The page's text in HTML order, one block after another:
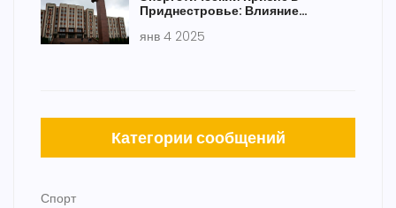
Приднестровье: Влияние
Газа
янв 4 2025
Категории сообщений
Спорт